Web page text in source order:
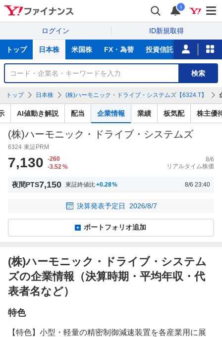
i
ログイン ID新規取得
サ
トップ 日本株 米国株 FX・為替 投資信託 ニュース
銘
検
索
検索
トップ 日本株 (株)ハーモニック・ドライブ・システムズ【6324.T】
AI値動き解説 配当 企業情報 業績 板気配 株主優
(株)ハーモニック・ドライブ・システムズ
6324 東証PRM
7,130
-260
-3.52 %
8/6
リアルタイム株価
夜間PTS7,150 東証終値比+0.28% 8/6 23:40
決算発表予定日 2026/8/7
ポートフォリオ追加
(株)ハーモニック・ドライブ・システム
ズの企業情報（決算時期・平均年収・代
表者名など）
特色
【特色】小型・軽量の精密制御減速装置を各産業用に展